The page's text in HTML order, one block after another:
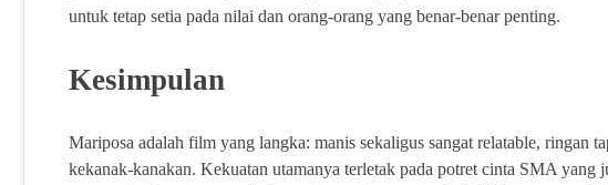
untuk tetap setia pada nilai dan orang-orang yang benar-benar penting.
Kesimpulan
Mariposa adalah film yang langka: manis sekaligus sangat relatable, ringan
kekanak-kanakan. Kekuatan utamanya terletak pada potret cinta SMA